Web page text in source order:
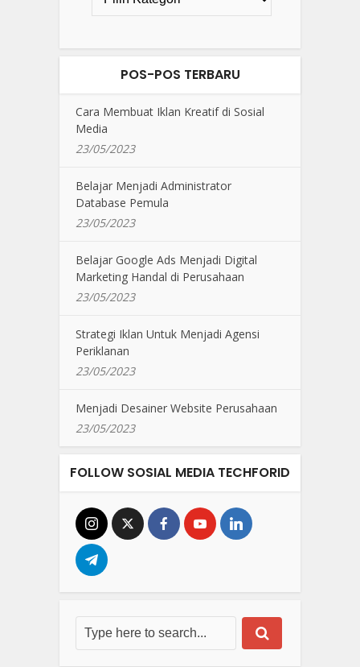
POS-POS TERBARU
Cara Membuat Iklan Kreatif di Sosial
Media
23/05/2023
Belajar Menjadi Administrator
Database Pemula
23/05/2023
Belajar Google Ads Menjadi Digital
Marketing Handal di Perusahaan
23/05/2023
Strategi Iklan Untuk Menjadi Agensi
Periklanan
23/05/2023
Menjadi Desainer Website Perusahaan
23/05/2023
FOLLOW SOSIAL MEDIA TECHFORID